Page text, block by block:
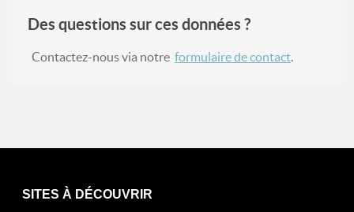
Des questions sur ces données ?
Contactez-nous via notre formulaire de contact.
SITES À DÉCOUVRIR